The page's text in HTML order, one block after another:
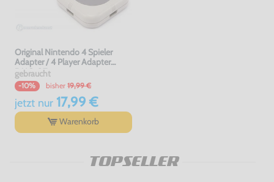
Original Nintendo 4 Spieler
Adapter / 4 Player Adapter
DMG-07
gebraucht
-10% bisher 19,99 €
jetzt nur17,99 €
Warenkorb
TOPSELLER